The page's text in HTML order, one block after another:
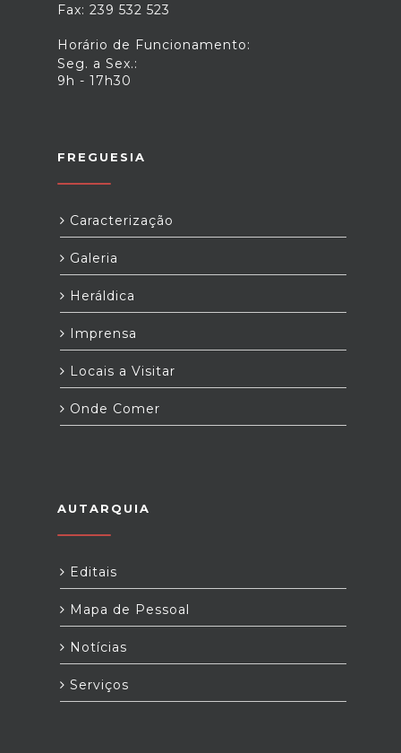
Fax: 239 532 523
Horário de Funcionamento:
Seg. a Sex.:
9h - 17h30
FREGUESIA
Caracterização
Galeria
Heráldica
Imprensa
Locais a Visitar
Onde Comer
AUTARQUIA
Editais
Mapa de Pessoal
Notícias
Serviços